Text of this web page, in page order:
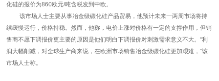
化硅的报价为860欧元/吨含税发到中欧。
该市场人士主要从事冶金级碳化硅产品贸易，他预计未来一两周市场将持
续缓慢运行，价格持稳。然而，他称，电价上涨对价格有一定的支撑作用，但销
售商不愿下调报价更主要的原因是他们明白下调报价对刺激需求意义不大。“利
润大幅削减，对全球生产商来说，在欧洲市场销售冶金级碳化硅更加艰难，”该
市场人士称。